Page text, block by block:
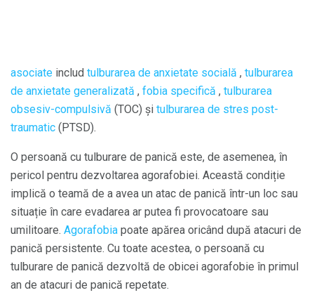
asociate includ tulburarea de anxietate socială , tulburarea
de anxietate generalizată , fobia specifică , tulburarea
obsesiv-compulsivă (TOC) și tulburarea de stres post-
traumatic (PTSD).
O persoană cu tulburare de panică este, de asemenea, în
pericol pentru dezvoltarea agorafobiei. Această condiție
implică o teamă de a avea un atac de panică într-un loc sau
situație în care evadarea ar putea fi provocatoare sau
umilitoare. Agorafobia poate apărea oricând după atacuri de
panică persistente. Cu toate acestea, o persoană cu
tulburare de panică dezvoltă de obicei agorafobie în primul
an de atacuri de panică repetate.